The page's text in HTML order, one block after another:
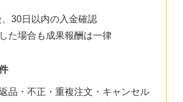
、30日以内の入金確認
た場合も成果報酬は一律
品・不正・重複注文・キャンセル